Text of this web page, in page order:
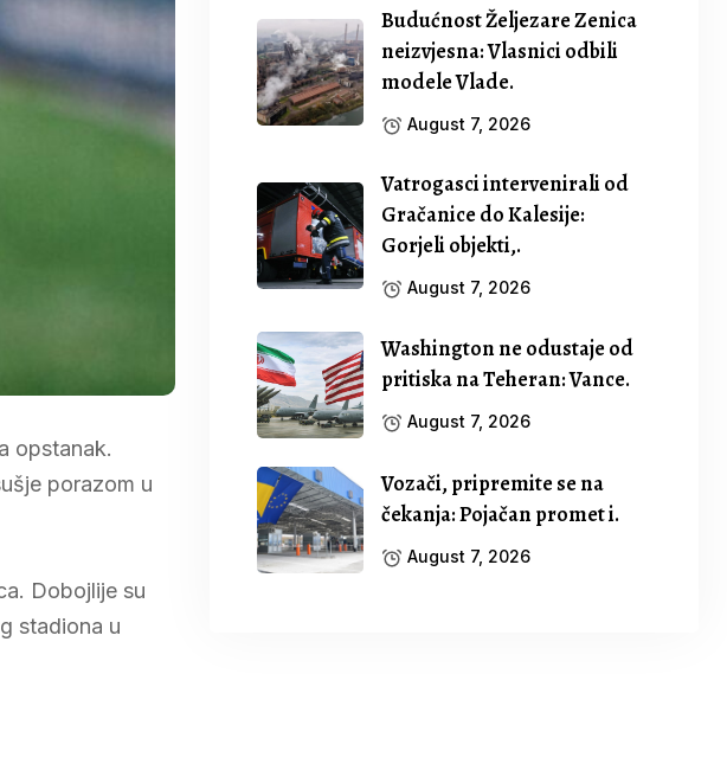
opstanak.
porazom u
Dobojlije su
stadiona u
Budućnost Željezare Zenica
neizvjesna: Vlasnici odbili
modele Vlade.
August 7, 2026
Vatrogasci intervenirali od
Gračanice do Kalesije:
Gorjeli objekti,.
August 7, 2026
Washington ne odustaje od
pritiska na Teheran: Vance.
August 7, 2026
Vozači, pripremite se na
čekanja: Pojačan promet i.
August 7, 2026